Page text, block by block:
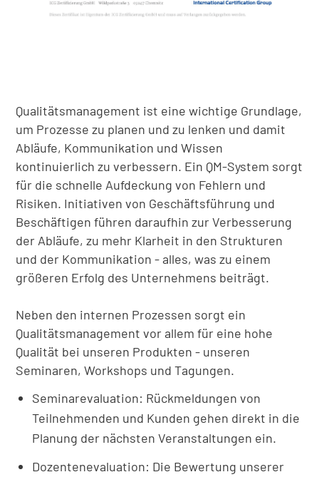
Qualitätsmanagement ist eine wichtige Grundlage,
um Prozesse zu planen und zu lenken und damit
Abläufe, Kommunikation und Wissen
kontinuierlich zu verbessern. Ein QM-System sorgt
für die schnelle Aufdeckung von Fehlern und
Risiken. Initiativen von Geschäftsführung und
Beschäftigen führen daraufhin zur Verbesserung
der Abläufe, zu mehr Klarheit in den Strukturen
und der Kommunikation - alles, was zu einem
größeren Erfolg des Unternehmens beiträgt.
Neben den internen Prozessen sorgt ein
Qualitätsmanagement vor allem für eine hohe
Qualität bei unseren Produkten - unseren
Seminaren, Workshops und Tagungen.
Seminarevaluation: Rückmeldungen von
Teilnehmenden und Kunden gehen direkt in die
Planung der nächsten Veranstaltungen ein.
Dozentenevaluation: Die Bewertung unserer